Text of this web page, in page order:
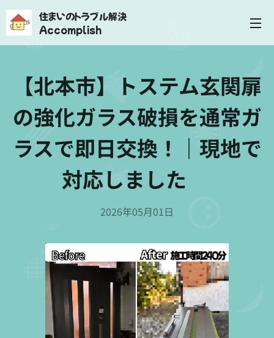
住まいのトラブル解決
Accomplish
【北本市】トステム玄関扉
の強化ガラス破損を通常ガ
ラスで即日交換！｜現地で
対応しました✨
2026年05月01日